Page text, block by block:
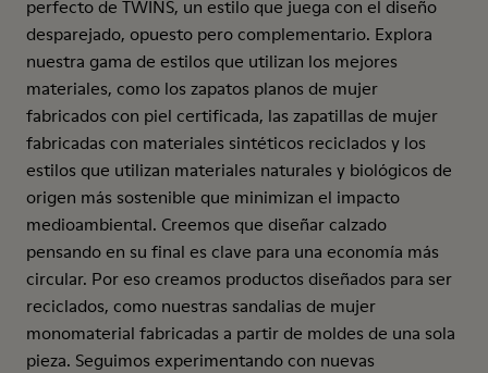
perfecto de TWINS, un estilo que juega con el diseño
desparejado, opuesto pero complementario. Explora
nuestra gama de estilos que utilizan los mejores
materiales, como los zapatos planos de mujer
fabricados con piel certificada, las zapatillas de mujer
fabricadas con materiales sintéticos reciclados y los
estilos que utilizan materiales naturales y biológicos de
origen más sostenible que minimizan el impacto
medioambiental. Creemos que diseñar calzado
pensando en su final es clave para una economía más
circular. Por eso creamos productos diseñados para ser
reciclados, como nuestras sandalias de mujer
monomaterial fabricadas a partir de moldes de una sola
pieza. Seguimos experimentando con nuevas